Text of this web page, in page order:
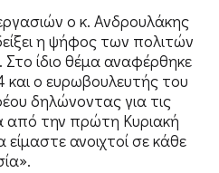
ο κ. Ανδρουλάκης
η ψήφος των πολιτών
ίδιο θέμα αναφέρθηκε
ο ευρωβουλευτής του
δηλώνοντας για τις
από την πρώτη Κυριακή
ανοιχτοί σε κάθε